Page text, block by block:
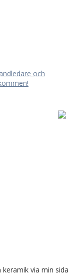
och
via min sida